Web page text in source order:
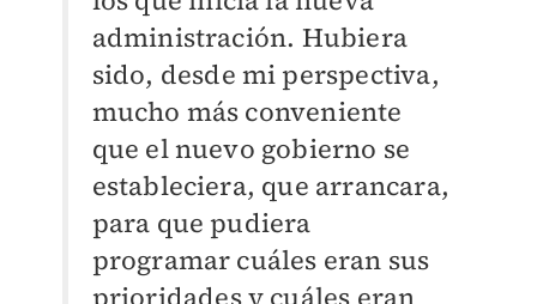
administración. Hubiera
sido, desde mi perspectiva,
mucho más conveniente
que el nuevo gobierno se
estableciera, que arrancara,
para que pudiera
programar cuáles eran sus